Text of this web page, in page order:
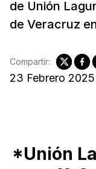
de Unión
de Veracruz
23 Febrero 2025
Compartir:
*Unión